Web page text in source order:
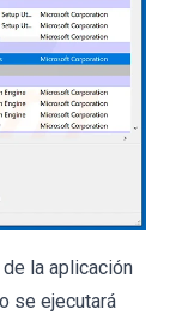
la aplicación
se ejecutará